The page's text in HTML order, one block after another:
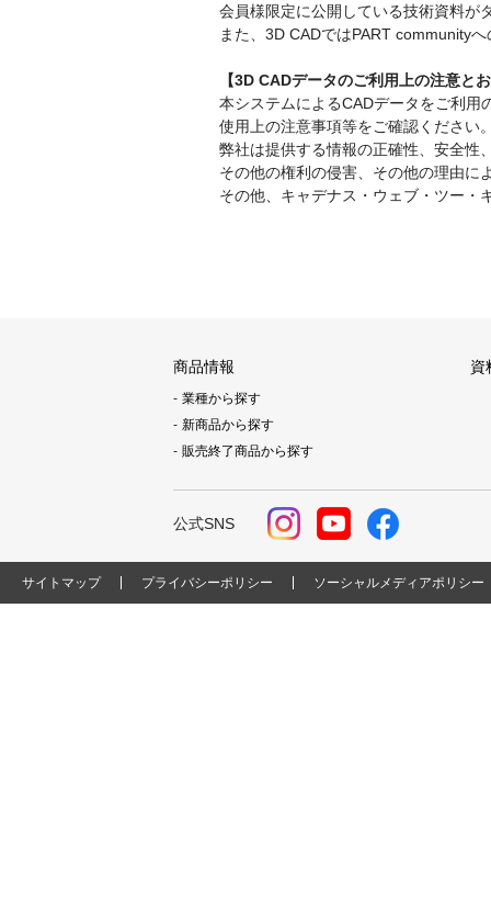
会員様限定に公開している技術資料が
また、3D CADではPART community
【3D CADデータのご利用上の注意と
本システムによるCADデータをご利用
使用上の注意事項等をご確認ください
弊社は提供する情報の正確性、安全性
その他の権利の侵害、その他の理由に
その他、キャデナス・ウェブ・ツー・
商品情報
業種から探す
新商品から探す
販売終了商品から探す
資
公式SNS
サイトマップ プライバシーポリシー ソーシャルメディアポリシー